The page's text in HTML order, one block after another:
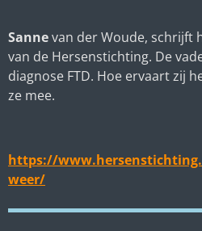
Sannevan der Woude, schrijft
van de Hersenstichting. De
diagnose FTD. Hoe ervaart zij
ze mee.
https://
weer/